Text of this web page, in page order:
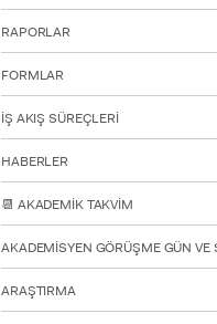
RAPORLAR
FORMLAR
İŞ AKIŞ SÜREÇLERİ
HABERLER
📆 AKADEMİK TAKVİM
AKADEMİSYEN GÖRÜŞME GÜN VE
ARAŞTIRMA